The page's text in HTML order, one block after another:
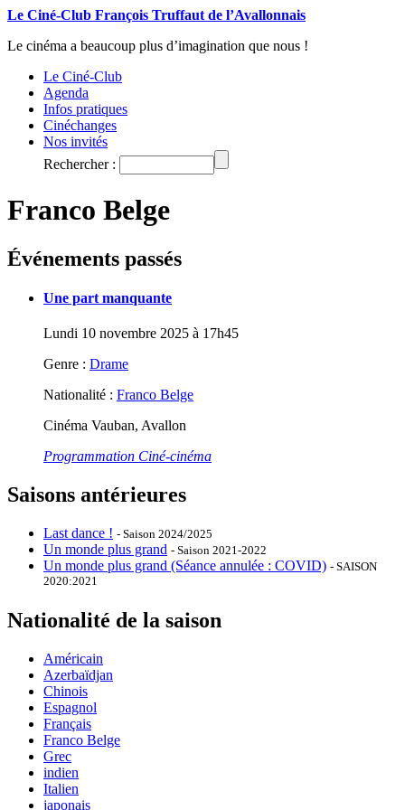
Le Ciné-Club François Truffaut de l’Avallonnais
Le cinéma a beaucoup plus d’imagination que nous !
Le Ciné-Club
Agenda
Infos pratiques
Cinéchanges
Nos invités
Rechercher :
Franco Belge
Événements passés
Une part manquante
Lundi 10 novembre 2025 à 17h45
Genre : Drame
Nationalité : Franco Belge
Cinéma Vauban, Avallon
Programmation Ciné-cinéma
Saisons antérieures
Last dance ! - Saison 2024/2025
Un monde plus grand - Saison 2021-2022
Un monde plus grand (Séance annulée : COVID) - SAISON
2020:2021
Nationalité de la saison
Américain
Azerbaïdjan
Chinois
Espagnol
Français
Franco Belge
Grec
indien
Italien
japonais